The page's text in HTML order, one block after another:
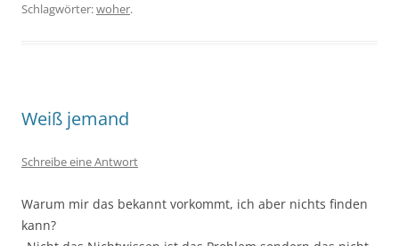
Schlagwörter:woher.
Weiß jemand
Schreibe eine Antwort
Warum mir das bekannt vorkommt, ich aber nichts finden
kann?